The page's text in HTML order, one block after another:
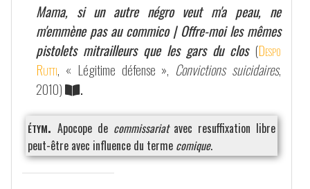
Mama, si un autre négro veut m'a peau, ne
m'emmène pas au commico | Offre-moi les mêmes
pistolets mitrailleurs que les gars du clos (Despo
Rutti, « Légitime défense », Convictions suicidaires,
2010)
.
étym. Apocope de commissariatavec resuffixation libre
peut-être avec influence du terme comique.